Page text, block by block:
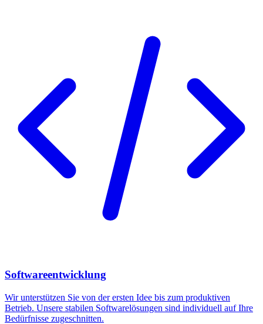
Softwareentwicklung
Wir unterstützen Sie von der ersten Idee bis zum produktiven
Betrieb. Unsere stabilen Softwarelösungen sind individuell auf Ihre
Bedürfnisse zugeschnitten.